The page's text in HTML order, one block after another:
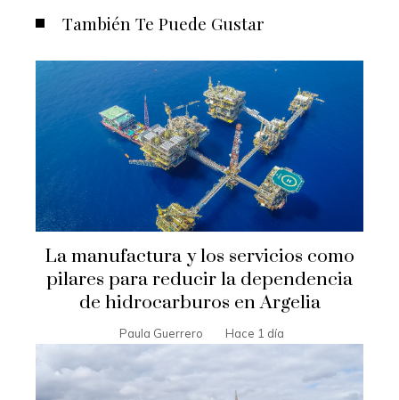
También Te Puede Gustar
La manufactura y los servicios como
pilares para reducir la dependencia
de hidrocarburos en Argelia
Paula Guerrero Hace 1 día